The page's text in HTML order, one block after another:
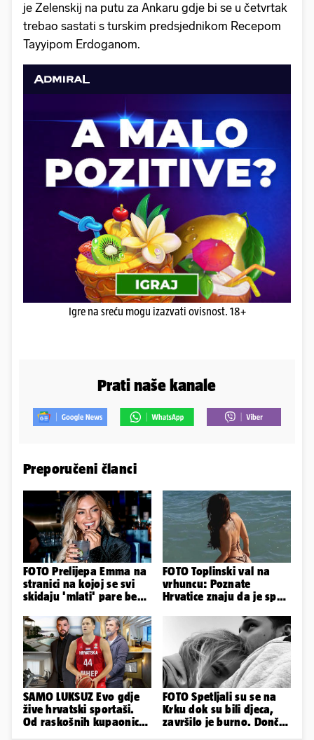
je Zelenskij na putu za Ankaru gdje bi se u četvrtak
trebao sastati s turskim predsjednikom Recepom
Tayyipom Erdoganom.
Igre na sreću mogu izazvati ovisnost. 18+
Prati naše kanale
Preporučeni članci
FOTO Prelijepa Emma na
stranici na kojoj se svi
skidaju 'mlati' pare bez
FOTO Toplinski val na
vrhuncu: Poznate
Hrvatice znaju da je spas
SAMO LUKSUZ Evo gdje
žive hrvatski sportaši.
Od raskošnih kupaonica
FOTO Spetljali su se na
Krku dok su bili djeca,
završilo je burno. Dončić